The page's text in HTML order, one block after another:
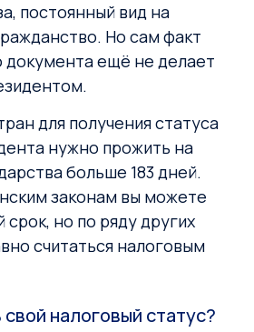
постоянный вид на
Но сам факт
документа ещё не делает
для получения статуса
нужно прожить на
больше 183 дней.
законам вы можете
но по ряду других
считаться налоговым
налоговый статус?